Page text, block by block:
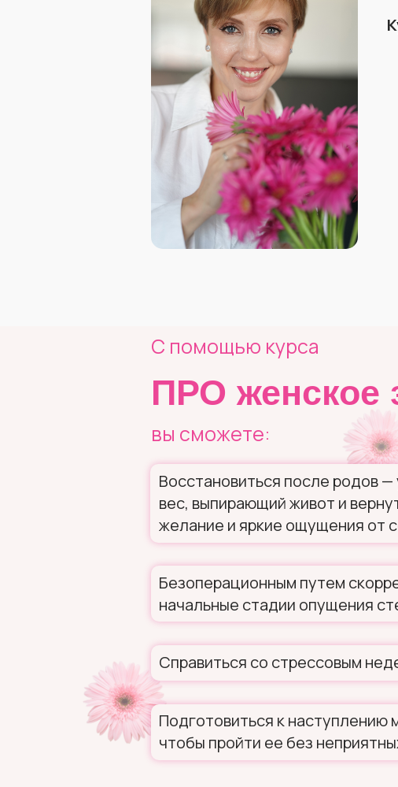
С помощью курса
ПРО женское
вы сможете:
Восстановиться после родов
вес, выпирающий живот и
желание и яркие ощущения от
Безоперационным путем
начальные стадии опущения
Справиться со стрессовым
Подготовиться к наступлению
чтобы пройти ее без